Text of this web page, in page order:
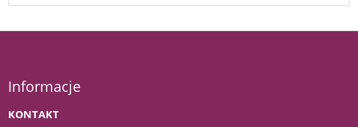
Informacje
KONTAKT